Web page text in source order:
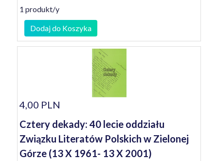
1 produkt/y
Dodaj do Koszyka
4,00 PLN
Cztery dekady: 40 lecie oddziału
Związku Literatów Polskich w Zielonej
Górze (13 X 1961- 13 X 2001)